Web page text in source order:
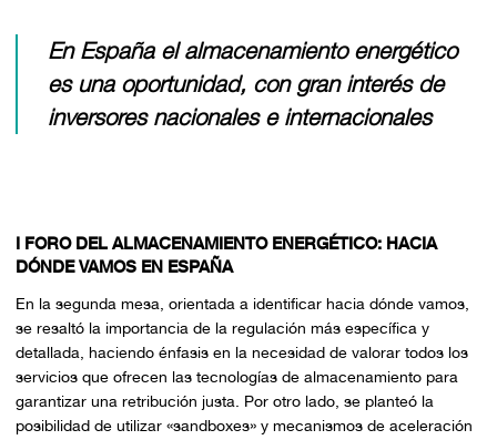
En España el almacenamiento energético
es una oportunidad, con gran interés de
inversores nacionales e internacionales
I FORO DEL ALMACENAMIENTO ENERGÉTICO: HACIA
DÓNDE VAMOS EN ESPAÑA
En la segunda mesa, orientada a identificar hacia dónde vamos,
se resaltó la importancia de la regulación más específica y
detallada, haciendo énfasis en la necesidad de valorar todos los
servicios que ofrecen las tecnologías de almacenamiento para
garantizar una retribución justa. Por otro lado, se planteó la
posibilidad de utilizar «sandboxes» y mecanismos de aceleración